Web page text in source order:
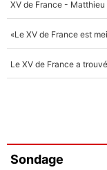
Sondage